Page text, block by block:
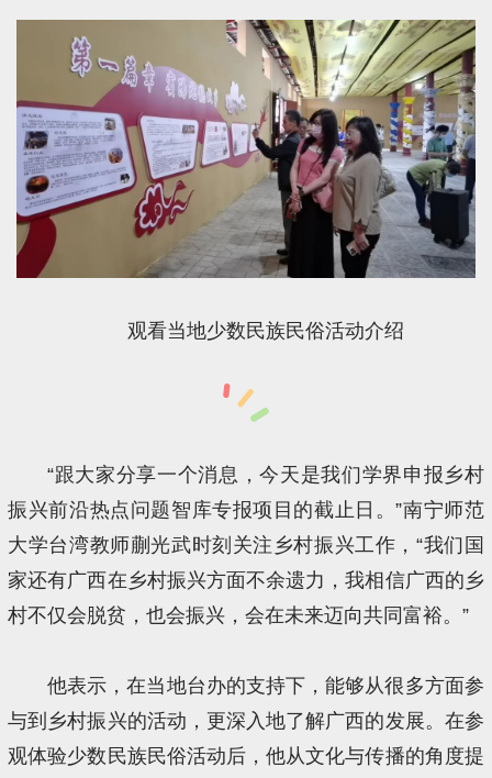
观看当地少数民族民俗活动介绍
“跟大家分享一个消息，今天是我们学界申报乡村
振兴前沿热点问题智库专报项目的截止日。”南宁师范
大学台湾教师蒯光武时刻关注乡村振兴工作，“我们国
家还有广西在乡村振兴方面不余遗力，我相信广西的乡
村不仅会脱贫，也会振兴，会在未来迈向共同富裕。”
他表示，在当地台办的支持下，能够从很多方面参
与到乡村振兴的活动，更深入地了解广西的发展。在参
观体验少数民族民俗活动后，他从文化与传播的角度提